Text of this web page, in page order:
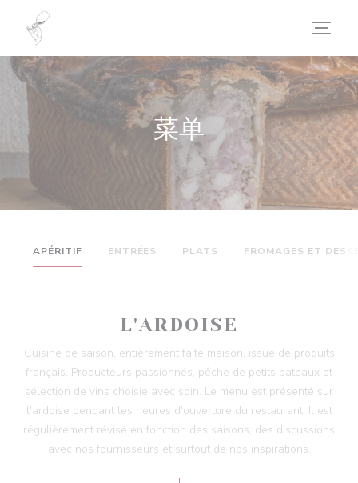
Cookie管理面板
菜单
APÉRITIF ENTRÉES PLATS FROMAGES ET
L'ARDOISE
Cuisine de saison, entièrement faite maison, issue de produits
français. Producteurs passionnés, pêche de petits bateaux et
sélection de vins choisie avec soin. Le menu est présenté sur
l'ardoise pendant les heures d'ouverture du restaurant. Il est
régulièrement révisé en fonction des saisons, des discussions
avec nos fournisseurs et surtout de nos inspirations.